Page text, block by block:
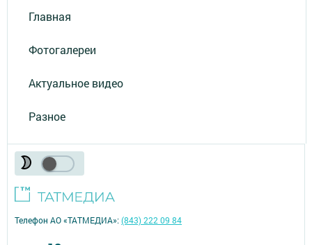
Главная
Фотогалереи
Актуальное видео
Разное
Телефон АО «ТАТМЕДИА»:(843) 222 09 84